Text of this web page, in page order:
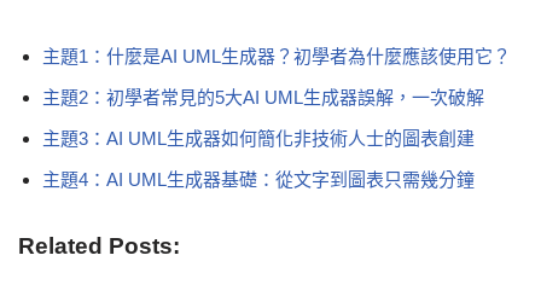
主題1：什麼是AI UML生成器？初學者為什麼應該使用它？
主題2：初學者常見的5大AI UML生成器誤解，一次破解
主題3：AI UML生成器如何簡化非技術人士的圖表創建
主題4：AI UML生成器基礎：從文字到圖表只需幾分鐘
Related Posts: